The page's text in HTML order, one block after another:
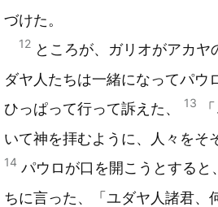
づけた。
12 ところが、ガリオがアカヤ
ダヤ人たちは一緒になってパウ
ひっぱって行って訴えた、
13
いて神を拝むように、人々をそ
14 パウロが口を開こうとすると
ちに言った、「ユダヤ人諸君、